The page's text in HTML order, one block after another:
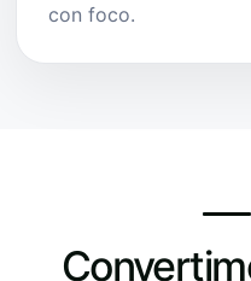
con foco.